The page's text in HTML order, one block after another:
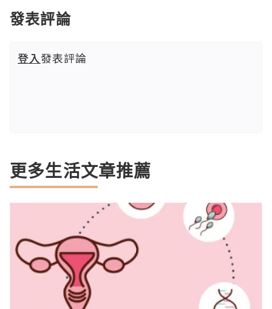
發表評論
登入發表評論
更多生活文章推薦